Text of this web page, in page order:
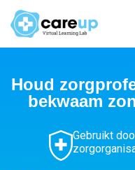
naar
Houd
bekwaam
Gebruikt